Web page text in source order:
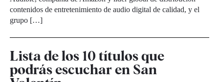
contenidos de entretenimiento de audio digital de calidad, y el
grupo […]
Lista de los 10 títulos que
podrás escuchar en San